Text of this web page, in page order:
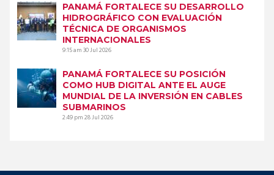
PANAMÁ FORTALECE SU DESARROLLO
HIDROGRÁFICO CON EVALUACIÓN
TÉCNICA DE ORGANISMOS
INTERNACIONALES
9:15 am30 Jul 2026
PANAMÁ FORTALECE SU POSICIÓN
COMO HUB DIGITAL ANTE EL AUGE
MUNDIAL DE LA INVERSIÓN EN CABLES
SUBMARINOS
2:49 pm28 Jul 2026